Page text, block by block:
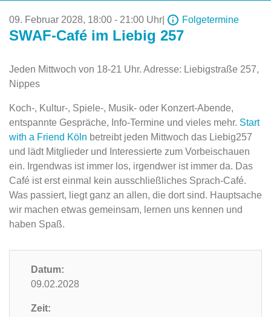
09. Februar 2028, 18:00 - 21:00 Uhr Folgetermine
SWAF-Café im Liebig 257
Jeden Mittwoch von 18-21 Uhr. Adresse: Liebigstraße 257,
Nippes
Koch-, Kultur-, Spiele-, Musik- oder Konzert-Abende,
entspannte Gespräche, Info-Termine und vieles mehr. Start
with a Friend Köln betreibt jeden Mittwoch das Liebig257
und lädt Mitglieder und Interessierte zum Vorbeischauen
ein. Irgendwas ist immer los, irgendwer ist immer da. Das
Café ist erst einmal kein ausschließliches Sprach-Café.
Was passiert, liegt ganz an allen, die dort sind. Hauptsache
wir machen etwas gemeinsam, lernen uns kennen und
haben Spaß.
Datum:
09.02.2028
Zeit: